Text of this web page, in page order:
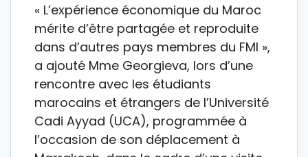
« L’expérience économique du Maroc
mérite d’être partagée et reproduite
dans d’autres pays membres du FMI »,
a ajouté Mme Georgieva, lors d’une
rencontre avec les étudiants
marocains et étrangers de l’Université
Cadi Ayyad (UCA), programmée à
l’occasion de son déplacement à